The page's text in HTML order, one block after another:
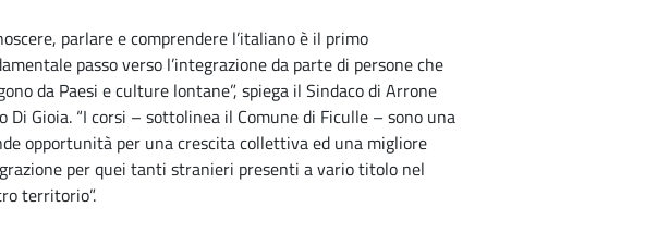
parlare e comprendere l’italiano è il primo
passo verso l’integrazione da parte di persone che
da Paesi e culture lontane”, spiega il Sindaco di Arrone
Di Gioia. “I corsi – sottolinea il Comune di Ficulle – sono una
opportunità per una crescita collettiva ed una migliore
per quei tanti stranieri presenti a vario titolo nel
territorio”.